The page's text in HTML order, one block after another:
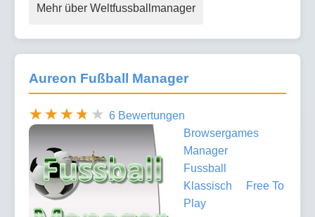
Mehr über Weltfussballmanager
Aureon Fußball Manager
6 Bewertungen
Browsergames
Manager
Fussball
Klassisch
Free To
Play